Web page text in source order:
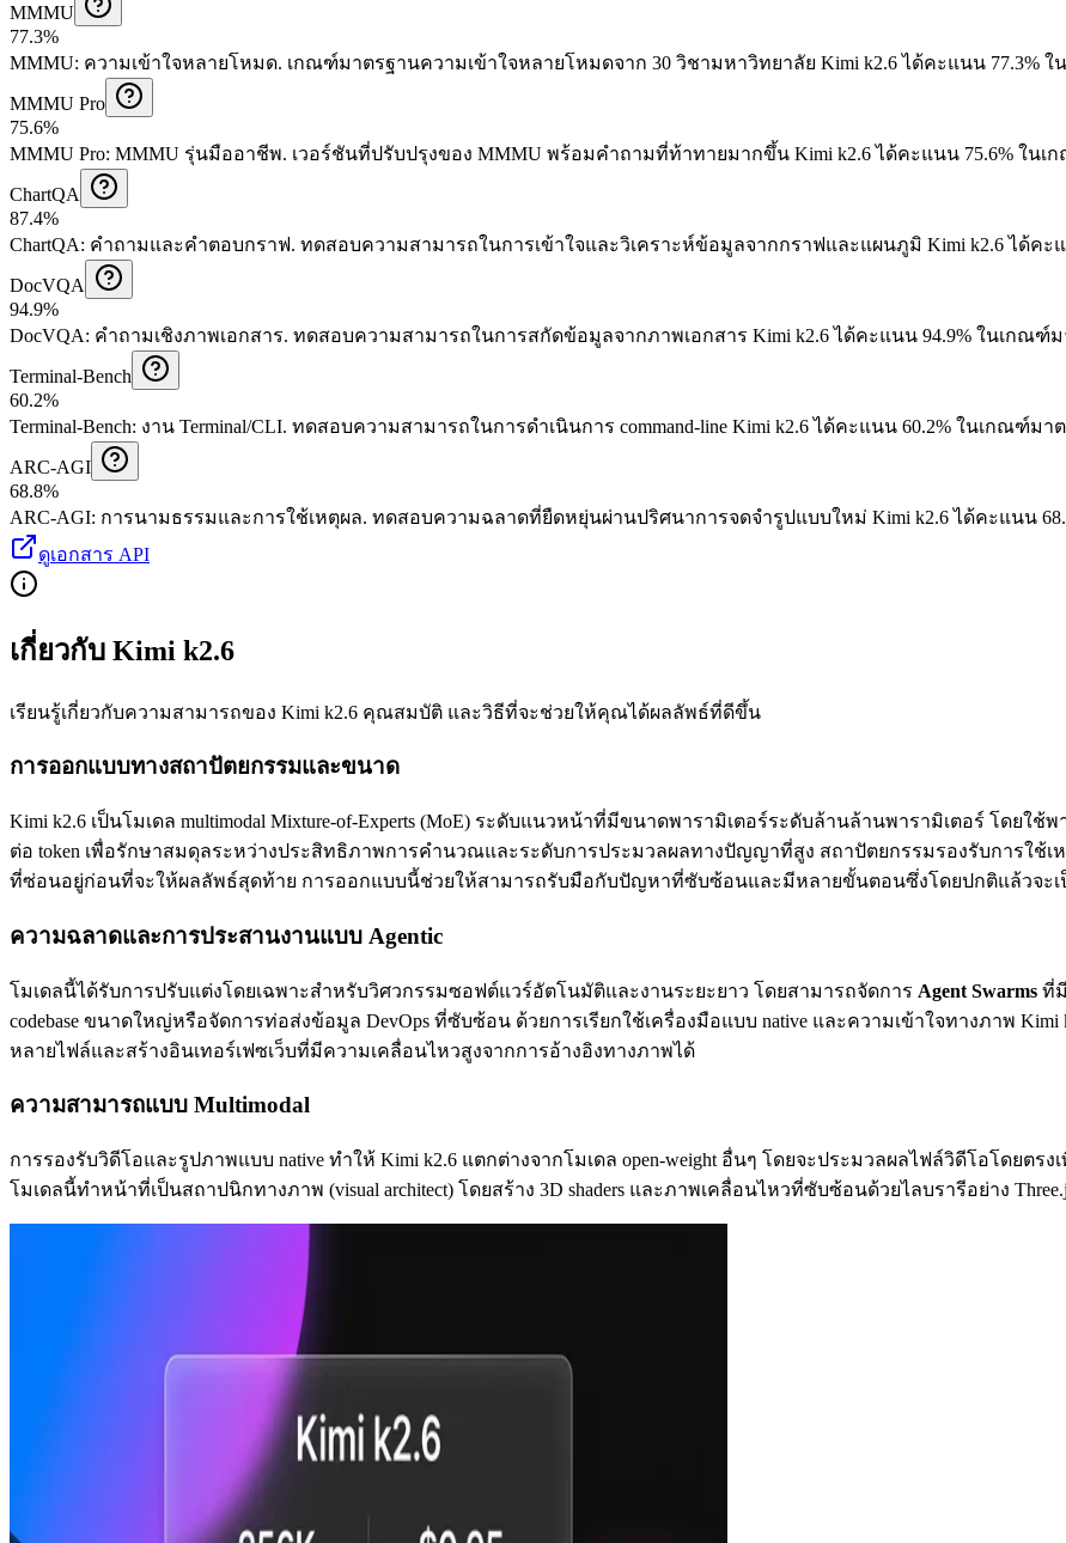
MMMU
77.3%
MMMU: ความเข้าใจหลายโหมด. เกณฑ์มาตรฐานความเข้าใจหลายโหมดจาก 30 วิชามหาวิทยาลัย Kimi k2.6 ได้คะแนน 77.3%
MMMU Pro
75.6%
MMMU Pro: MMMU รุ่นมืออาชีพ. เวอร์ชันที่ปรับปรุงของ MMMU พร้อมคำถามที่ท้าทายมากขึ้น Kimi k2.6 ได้คะแนน 75.6% ใน
ChartQA
87.4%
ChartQA: คำถามและคำตอบกราฟ. ทดสอบความสามารถในการเข้าใจและวิเคราะห์ข้อมูลจากกราฟและแผนภูมิ Kimi k2.6 ได้ค
DocVQA
94.9%
DocVQA: คำถามเชิงภาพเอกสาร. ทดสอบความสามารถในการสกัดข้อมูลจากภาพเอกสาร Kimi k2.6 ได้คะแนน 94.9% ในเกณฑ์
Terminal-Bench
60.2%
Terminal-Bench: งาน Terminal/CLI. ทดสอบความสามารถในการดำเนินการ command-line Kimi k2.6 ได้คะแนน 60.2% ในเกณฑ์มา
ARC-AGI
68.8%
ARC-AGI: การนามธรรมและการใช้เหตุผล. ทดสอบความฉลาดที่ยืดหยุ่นผ่านปริศนาการจดจำรูปแบบใหม่ Kimi k2.6 ได้คะแนน
ดูเอกสาร API
เกี่ยวกับ Kimi k2.6
เรียนรู้เกี่ยวกับความสามารถของ Kimi k2.6 คุณสมบัติ และวิธีที่จะช่วยให้คุณได้ผลลัพธ์ที่ดีขึ้น
การออกแบบทางสถาปัตยกรรมและขนาด
Kimi k2.6 เป็นโมเดล multimodal Mixture-of-Experts (MoE) ระดับแนวหน้าที่มีขนาดพารามิเตอร์ระดับล้านล้านพารามิเตอร์ โดยใช้พ
ต่อ token เพื่อรักษาสมดุลระหว่างประสิทธิภาพการคำนวณและระดับการประมวลผลทางปัญญาที่สูง สถาปัตยกรรมรองรับการใช้เห
ที่ซ่อนอยู่ก่อนที่จะให้ผลลัพธ์สุดท้าย การออกแบบนี้ช่วยให้สามารถรับมือกับปัญหาที่ซับซ้อนและมีหลายขั้นตอนซึ่งโดยปกติแล้วจะ
ความฉลาดและการประสานงานแบบ Agentic
โมเดลนี้ได้รับการปรับแต่งโดยเฉพาะสำหรับวิศวกรรมซอฟต์แวร์อัตโนมัติและงานระยะยาว โดยสามารถจัดการ Agent Swarms ที่
codebase ขนาดใหญ่หรือจัดการท่อส่งข้อมูล DevOps ที่ซับซ้อน ด้วยการเรียกใช้เครื่องมือแบบ native และความเข้าใจทางภาพ
หลายไฟล์และสร้างอินเทอร์เฟซเว็บที่มีความเคลื่อนไหวสูงจากการอ้างอิงทางภาพได้
ความสามารถแบบ Multimodal
การรองรับวิดีโอและรูปภาพแบบ native ทำให้ Kimi k2.6 แตกต่างจากโมเดล open-weight อื่นๆ โดยจะประมวลผลไฟล์วิดีโอโดยต
โมเดลนี้ทำหน้าที่เป็นสถาปนิกทางภาพ (visual architect) โดยสร้าง 3D shaders และภาพเคลื่อนไหวที่ซับซ้อนด้วยไลบรารีอย่าง